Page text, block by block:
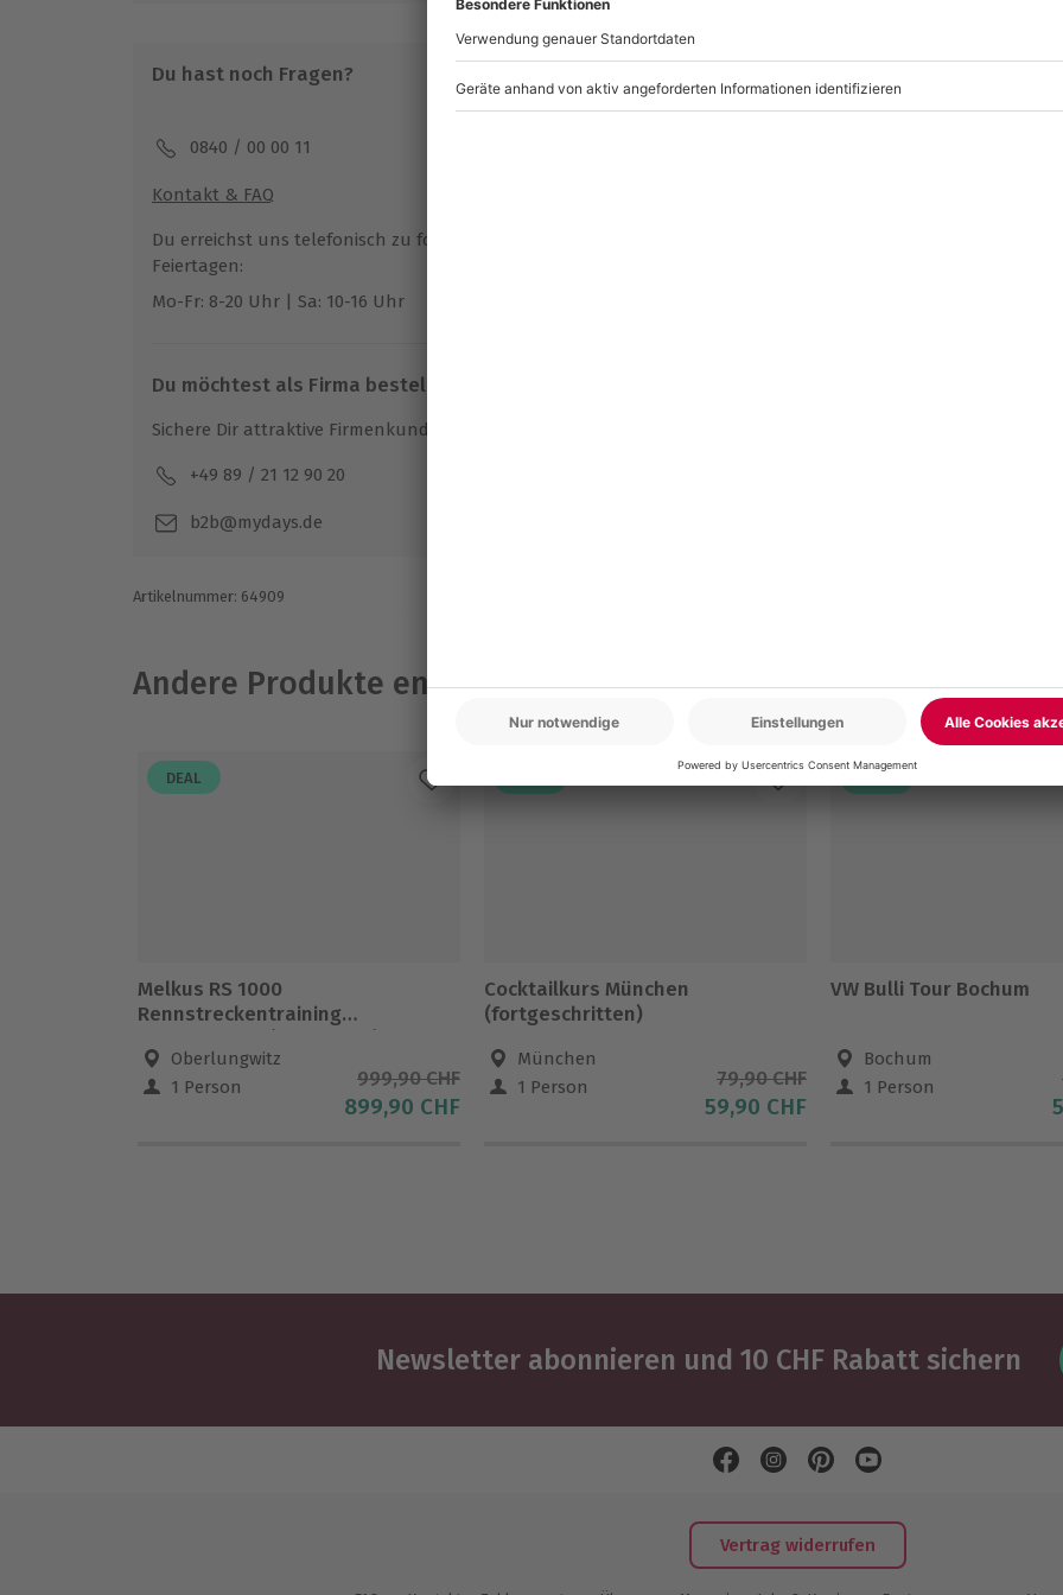
Von März bis Oktober zu bestimmten Terminen verfügbar
Teilnahmebedingungen
Unterschriebener Haftungsausschluss
verschieben oder im Ganzen die Veranstaltung zu unterbrechen oder
abzusagen
Ausrüstung & Kleidung
Teilnehmer
Du hast noch Fragen?
0840 / 00 00 11
Kontakt & FAQ
Du erreichst uns telefonisch zu folgenden Zeiten, außer an bundesweiten
Feiertagen:
Mo-Fr: 8-20 Uhr | Sa: 10-16 Uhr
Du möchtest als Firma bestellen?
Sichere Dir attraktive Firmenkunden Vorteile.
+49 89 / 21 12 90 20
b2b@mydays.de
Artikelnummer: 64909
Andere Produkte entdecken
DEAL
Melkus RS 1000
Rennstreckentraining
Oberlungwitz (10 Runden)
Oberlungwitz
1 Person
999,90 CHF
899,90 CHF
Cocktailkurs München
(fortgeschritten)
München
1 Person
79,90 CHF
59,90 CHF
VW Bulli Tour Bochum
Bochum
1 Person
Newsletter abonnieren und 10 CHF Rabatt sichern
Vertrag widerrufen